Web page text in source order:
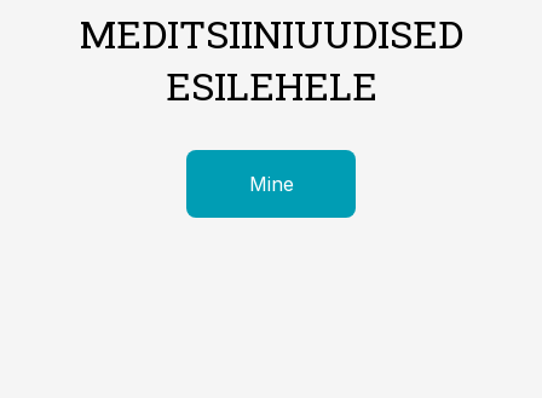
MEDITSIINIUUDISED
ESILEHELE
Mine